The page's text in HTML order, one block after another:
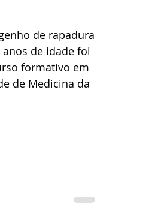
de rapadura
de idade foi
formativo em
de Medicina da